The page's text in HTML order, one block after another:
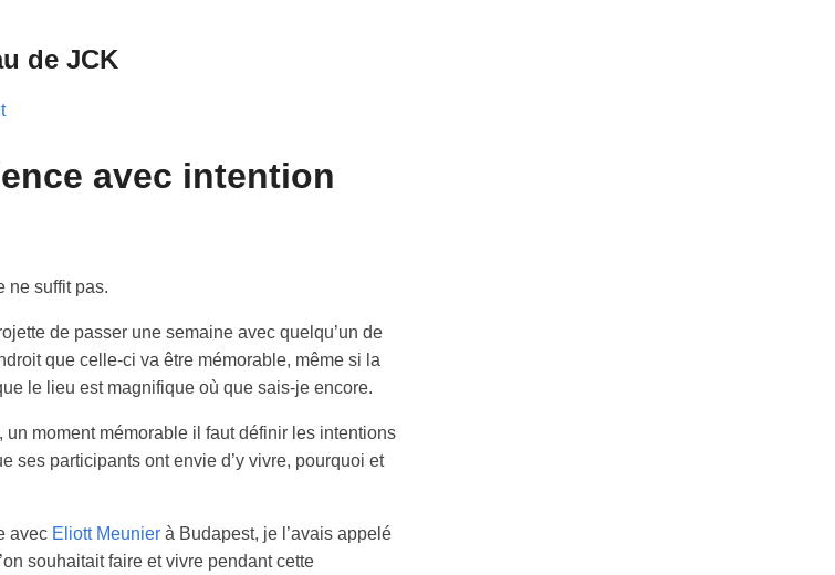
de JCK
avec intention
ne suffit pas.
de passer une semaine avec quelqu’un de
que celle-ci va être mémorable, même si la
le lieu est magnifique où que sais-je encore.
un moment mémorable il faut définir les intentions
ses participants ont envie d’y vivre, pourquoi et
avec Eliott Meunier à Budapest, je l’avais appelé
souhaitait faire et vivre pendant cette